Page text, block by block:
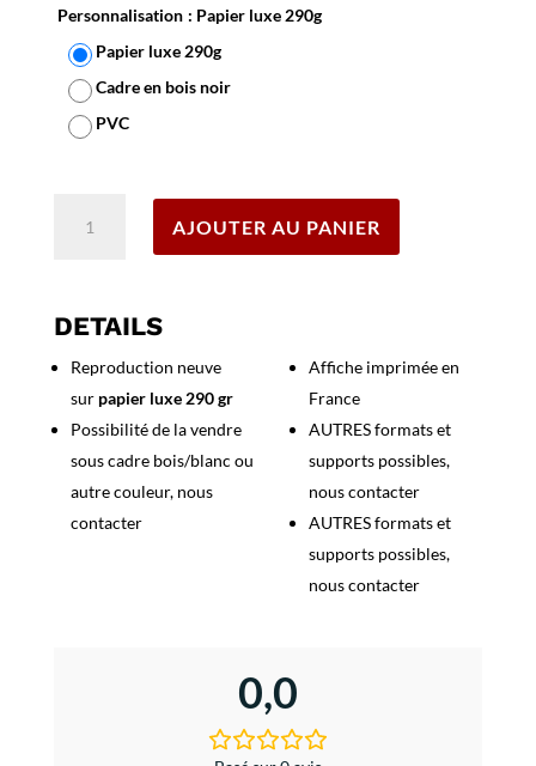
Personnalisation : Papier luxe 290g
Papier luxe 290g
Cadre en bois noir
PVC
Automobiles
départ
Saint
Etienne
AJOUTER AU PANIER
DETAILS
Reproduction neuve
sur papier luxe 290 gr
Possibilité de la vendre
sous cadre bois/blanc ou
autre couleur, nous
contacter
Affiche imprimée en
France
AUTRES formats et
supports possibles,
nous contacter
AUTRES formats et
supports possibles,
nous contacter
0,0